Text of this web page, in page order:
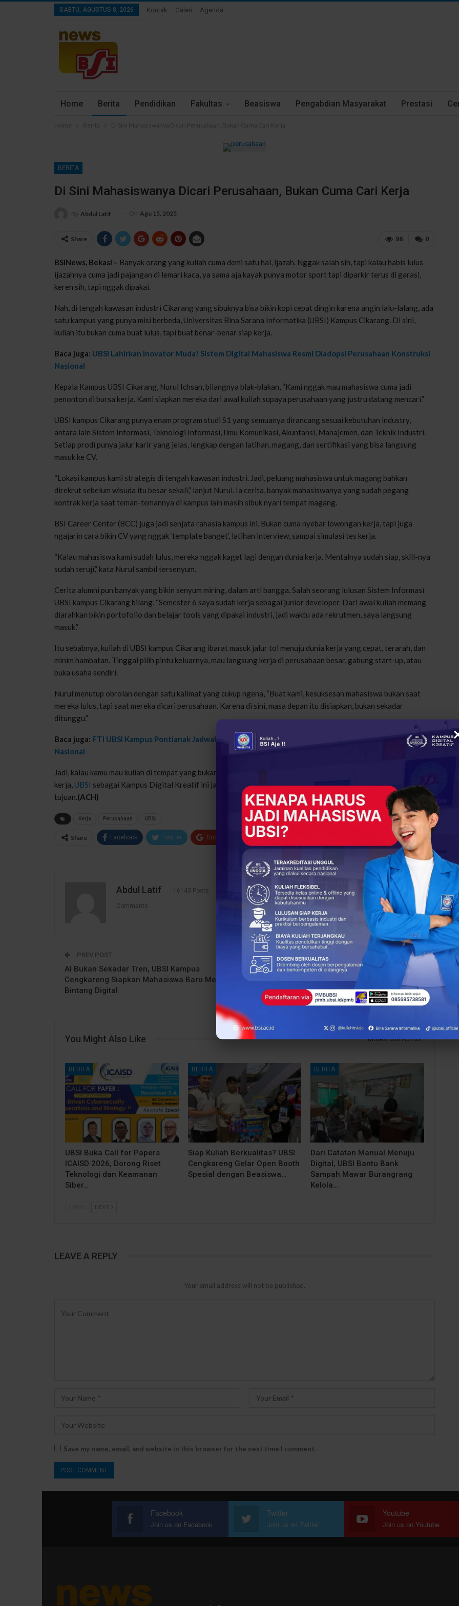
SABTU, AGUSTUS 8, 2026 Kontak Galeri Agenda
Home Berita Pendidikan Fakultas Beasiswa Pengabdian Masyarakat Prestasi
Home Berita Di Sini Mahasiswanya Dicari Perusahaan, Bukan Cuma Cari Kerja
BERITA
Di Sini Mahasiswanya Dicari Perusahaan, Bukan Cuma Cari Kerja
By Abdul Latif On Agu 15, 2025
0
96
Share
BSINews, Bekasi – Banyak orang yang kuliah cuma demi satu hal, ijazah. Nggak salah sih, tapi kalau habis lulus
ijazahnya cuma jadi pajangan di lemari kaca, ya sama aja kayak punya motor sport tapi diparkir terus di garasi,
keren sih, tapi nggak dipakai.
Nah, di tengah kawasan industri Cikarang yang sibuknya bisa bikin kopi cepat dingin karena angin lalu-lalang, ada
satu kampus yang punya misi berbeda, Universitas Bina Sarana Informatika (UBSI) Kampus Cikarang. Di sini,
kuliah itu bukan cuma buat lulus, tapi buat benar-benar siap kerja.
Baca juga: UBSI Lahirkan Inovator Muda! Sistem Digital Mahasiswa Resmi Diadopsi Perusahaan Konstruksi
Nasional
Kepala Kampus UBSI Cikarang, Nurul Ichsan, bilangnya blak-blakan, “Kami nggak mau mahasiswa cuma jadi
penonton di bursa kerja. Kami siapkan mereka dari awal kuliah supaya perusahaan yang justru datang mencari.”
UBSI kampus Cikarang punya enam program studi S1 yang semuanya dirancang sesuai kebutuhan industry,
antara lain Sistem Informasi, Teknologi Informasi, Ilmu Komunikasi, Akuntansi, Manajemen, dan Teknik Industri.
Setiap prodi punya jalur karir yang jelas, lengkap dengan latihan, magang, dan sertifikasi yang bisa langsung
masuk ke CV.
“Lokasi kampus kami strategis di tengah kawasan industri. Jadi, peluang mahasiswa untuk magang bahkan
direkrut sebelum wisuda itu besar sekali,” lanjut Nurul. Ia cerita, banyak mahasiswanya yang sudah pegang
kontrak kerja saat teman-temannya di kampus lain masih sibuk nyari tempat magang.
BSI Career Center (BCC) juga jadi senjata rahasia kampus ini. Bukan cuma nyebar lowongan kerja, tapi juga
ngajarin cara bikin CV yang nggak ‘template banget’, latihan interview, sampai simulasi tes kerja.
“Kalau mahasiswa kami sudah lulus, mereka nggak kaget lagi dengan dunia kerja. Mentalnya sudah siap, skill-nya
sudah teruji,” kata Nurul sambil tersenyum.
Cerita alumni pun banyak yang bikin senyum miring, dalam arti bangga. Salah seorang lulusan Sistem Informasi
UBSI kampus Cikarang bilang, “Semester 6 saya sudah kerja sebagai junior developer. Dari awal kuliah memang
diarahkan bikin portofolio dan belajar tools yang dipakai industri, jadi waktu ada rekrutmen, saya langsung
masuk.”
Itu sebabnya, kuliah di UBSI kampus Cikarang ibarat masuk jalur tol menuju dunia kerja yang cepat, terarah, dan
minim hambatan. Tinggal pilih pintu keluarnya, mau langsung kerja di perusahaan besar, gabung start-up, atau
buka usaha sendiri.
Nurul menutup obrolan dengan satu kalimat yang cukup ngena, “Buat kami, kesuksesan mahasiswa bukan saat
mereka lulus, tapi saat mereka dicari perusahaan. Karena di sini, masa depan itu disiapkan, bukan sekadar
ditunggu.”
Baca juga: FTI UBSI Kampus Pontianak Jadwalkan Kunjungan Industri ke Dua Perusahaan Telekomunikasi
Nasional
Jadi, kalau kamu mau kuliah di tempat yang bukan cuma ngasih janji manis di brosur, tapi juga hasil nyata di dunia
kerja, UBSI sebagai Kampus Digital Kreatif ini jawabannya. Di sini, kamu nggak cuma lulus, kamu lulus dengan
tujuan.(ACH)
Kerja Perusahaan UBSI
96
Share Facebook Twitter Google+ ReddIt
Abdul Latif 16143 Posts
Comments
PREV POST
AI Bukan Sekadar Tren, UBSI Kampus
Cengkareng Siapkan Mahasiswa Baru Menjadi
Bintang Digital
NEXT POST
UBSI Kampus Cilebut Selenggarakan “Bincang
Kampus Bersama Orang Tua” Bertema Our
Best Future
You Might Also Like More From Author
BERITA
UBSI Buka Call for Papers
ICAISD 2026, Dorong Riset
Teknologi dan Keamanan
Siber…
BERITA
Siap Kuliah Berkualitas? UBSI
Cengkareng Gelar Open Booth
Spesial dengan Beasiswa…
BERITA
Dari Catatan Manual Menuju
Digital, UBSI Bantu Bank
Sampah Mawar Burangrang
Kelola…
NEXT
LEAVE A REPLY
Your email address will not be published.
Save my name, email, and website in this browser for the next time I comment.
Facebook
Join us on Facebook
Twitter
Join us on Twitter
Youtube
Join us on Youtube